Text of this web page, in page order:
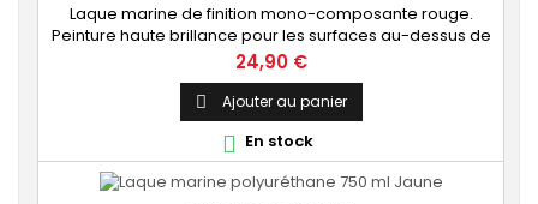
Laque marine de finition mono-composante rouge.
Peinture haute brillance pour les surfaces au-dessus de
la ligne de flottaison. ⚙️ [Tout support] Brillance longue
durée sur toutes les coques de bateau en polyester,
époxy, bois et acier. Usage également possible en
intérieur. 🔝 [Haute protection] Protection durable
contre les éléments marins et les...
Prix
24,90 €
 Ajouter au panier
 En stock